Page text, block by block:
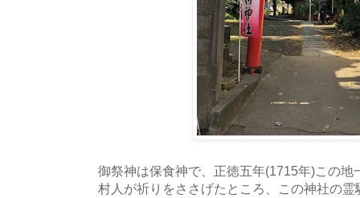
御祭神は保食神で、正徳五年(1715年)この
村人が祈りをささげたところ、この神社の